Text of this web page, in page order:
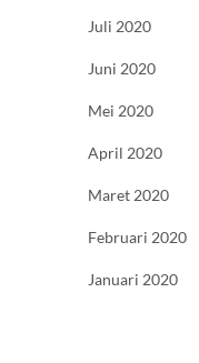
Juli 2020
Juni 2020
Mei 2020
April 2020
Maret 2020
Februari 2020
Januari 2020